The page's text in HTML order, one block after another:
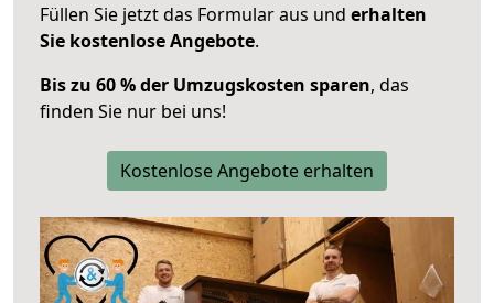
Füllen Sie jetzt das Formular aus und erhalten
Sie kostenlose Angebote.
Bis zu 60 % der Umzugskosten sparen, das
finden Sie nur bei uns!
Kostenlose Angebote erhalten